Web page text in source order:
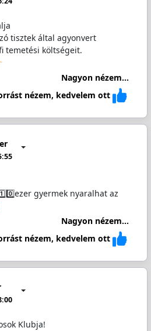
tisztek által agyonvert
temetési költségeit.
Nagyon nézem...
nézem, kedvelem ott
gyermek nyaralhat az
Nagyon nézem...
nézem, kedvelem ott
Klubja!